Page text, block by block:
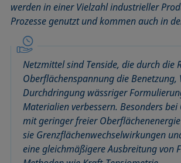
Benetzbarkeit
Benetzte Länge
Benetzung
Blasendruck-Tensiometer
Captive Bubble Methode
Constrained Sessile Drop
Diffusionskoeffizient
Dispersiver Anteil
Dreiphasenpunkt
Kegelschnittmethode
Kohäsionsarbeit
Kontaktwinkel
Kreismethode
Kritische Mizellkonzentration (CMC) und
Tensidkonzentration
Kritische Oberflächenspannung
Laplace-Druck
Liegender Tropfen (sessile drop)
Liquid Needle
Rückzugswinkel
Schaum
Schaumbildner
Spinning-Drop-Tensiometer
Spreiten
Spreitkoeffizient, Spreitparameter
Stabmethode
Stalagmometer
Statische Oberflächenspannung
werden in einer Vielzahl industrieller
Prozesse genutzt und kommen auch in
Netzmittel sind Tenside, die durch die
Oberflächenspannung die Benetzung,
Durchdringung wässriger
Materialien verbessern. Besonders
mit geringer freier
sie Grenzflächenwechselwirkungen
eine gleichmäßigere Ausbreitung von